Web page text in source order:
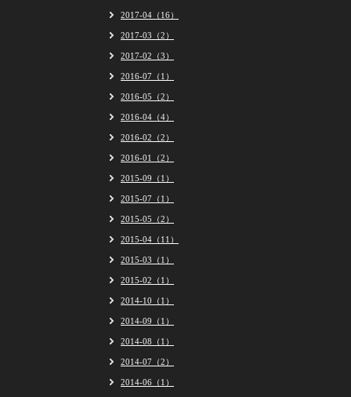
2017-04（16）
2017-03（2）
2017-02（3）
2016-07（1）
2016-05（2）
2016-04（4）
2016-02（2）
2016-01（2）
2015-09（1）
2015-07（1）
2015-05（2）
2015-04（11）
2015-03（1）
2015-02（1）
2014-10（1）
2014-09（1）
2014-08（1）
2014-07（2）
2014-06（1）